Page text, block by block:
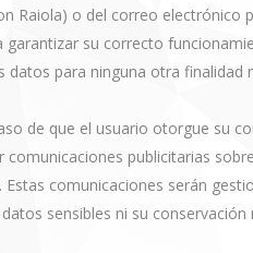
Raiola) o del correo electrónico
su correcto
para ninguna otra finalidad
de que el usuario otorgue su
publicitarias
comunicaciones serán
sensibles ni su conservación